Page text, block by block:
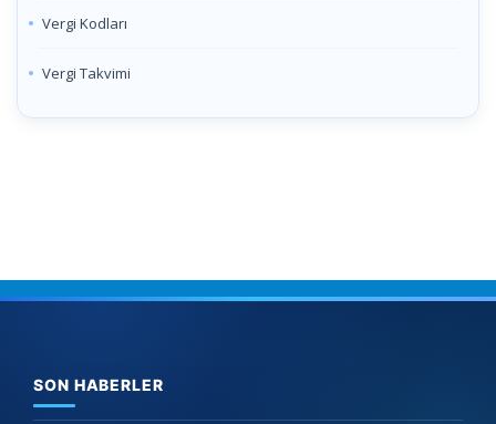
Vergi Kodları
Vergi Takvimi
SON HABERLER